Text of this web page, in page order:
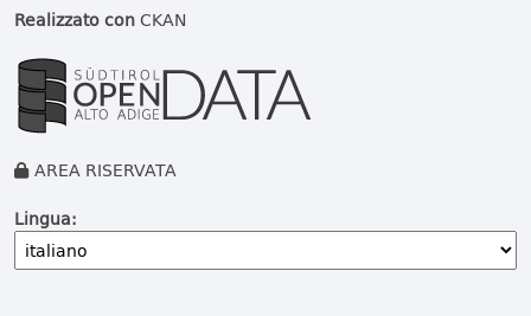
Realizzato conCKAN
AREA RISERVATA
Lingua